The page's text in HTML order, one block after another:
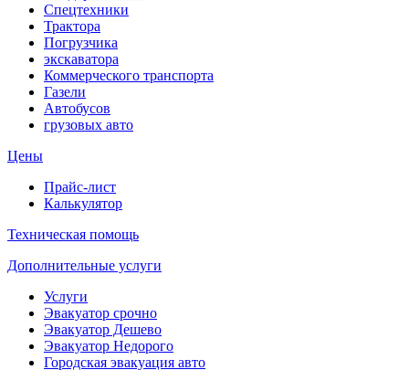
Спецтехники
Трактора
Погрузчика
экскаватора
Коммерческого транспорта
Газели
Автобусов
грузовых авто
Цены
Прайс-лист
Калькулятор
Техническая помощь
Дополнительные услуги
Услуги
Эвакуатор срочно
Эвакуатор Дешево
Эвакуатор Недорого
Городская эвакуация авто